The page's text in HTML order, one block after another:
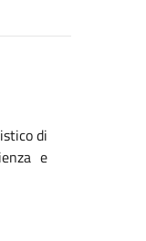
di
e